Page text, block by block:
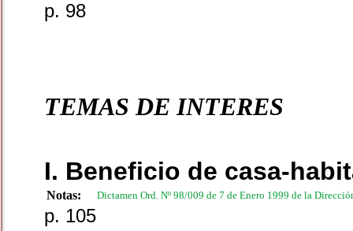
p. 98
TEMAS DE INTERES
I. Beneficio de casa-
Notas: Dictamen Ord. Nº 98/009 de 7 de Enero 1999 de la
p. 105